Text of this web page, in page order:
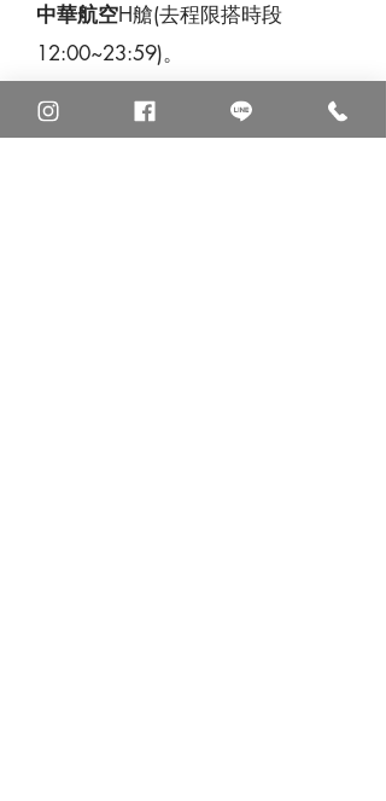
中華航空H艙(去程限搭時段
12:00~23:59)。
榮航空
V艙(去程限搭時段